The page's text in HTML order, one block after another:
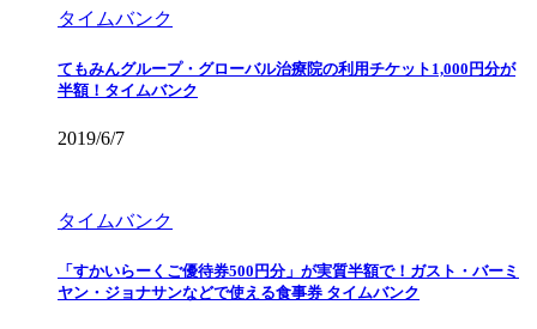
タイムバンク
てもみんグループ・グローバル治療院の利用チケット1,000円分が
半額！タイムバンク
2019/6/7
タイムバンク
「すかいらーくご優待券500円分」が実質半額で！ガスト・バーミ
ヤン・ジョナサンなどで使える食事券 タイムバンク